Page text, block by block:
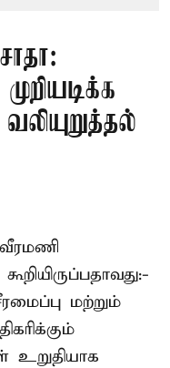
மற்றும்
உறுதியாக